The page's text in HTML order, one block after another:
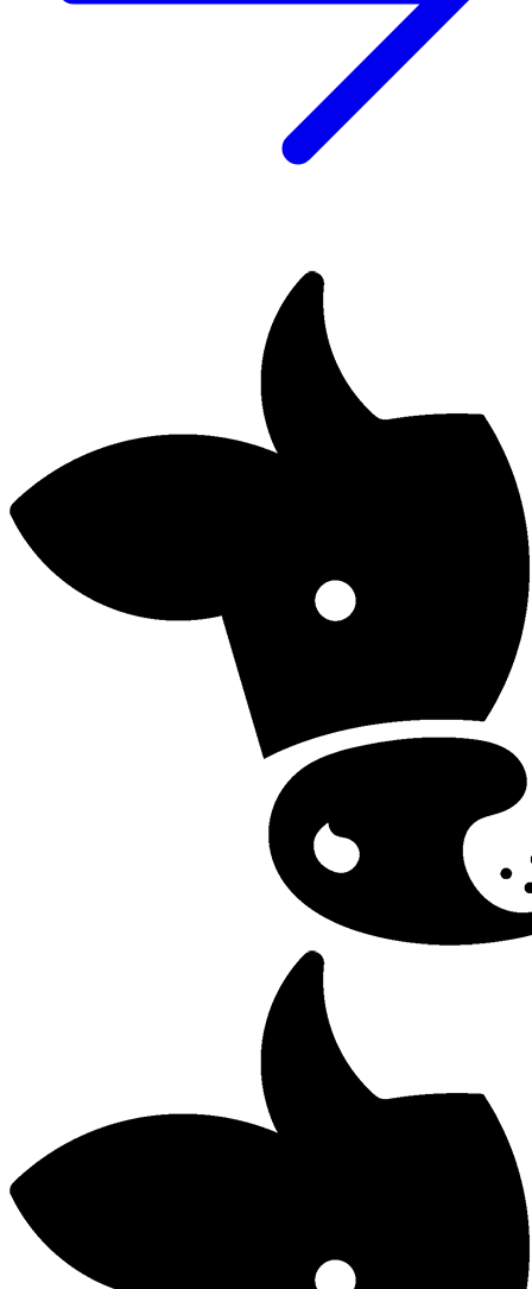
Esseevõistluse võidutöö. Kellele kuuluvad geenid?
Esseevõistluse eriauhind. Miks sa siis liha ei söö!?